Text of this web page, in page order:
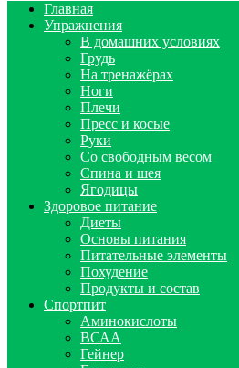
Главная
Упражнения
В домашних условиях
Грудь
На тренажёрах
Ноги
Плечи
Пресс и косые
Руки
Со свободным весом
Спина и шея
Ягодицы
Здоровое питание
Диеты
Основы питания
Питательные элементы
Похудение
Продукты и состав
Спортпит
Аминокислоты
ВСАА
Гейнер